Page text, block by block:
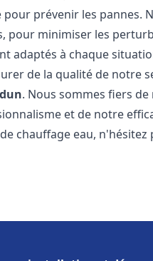
prévenir les pannes.
pour minimiser les
adaptés à chaque
de la qualité de notre
. Nous sommes fiers de
et de notre
chauffage eau, n'hésitez